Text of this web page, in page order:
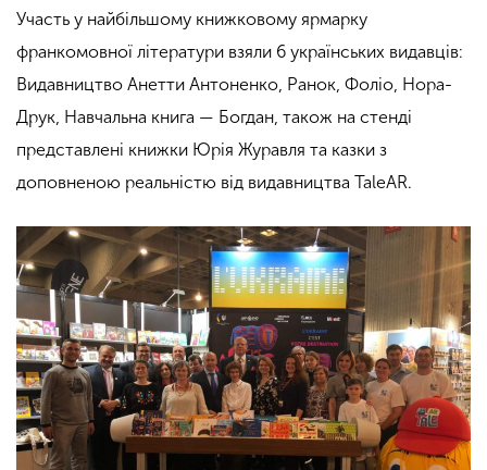
Участь у найбільшому книжковому ярмарку
франкомовної літератури взяли 6 українських видавців:
Видавництво Анетти Антоненко, Ранок, Фоліо, Нора-
Друк, Навчальна книга — Богдан, також на стенді
представлені книжки Юрія Журавля та казки з
доповненою реальністю від видавництва TaleAR.